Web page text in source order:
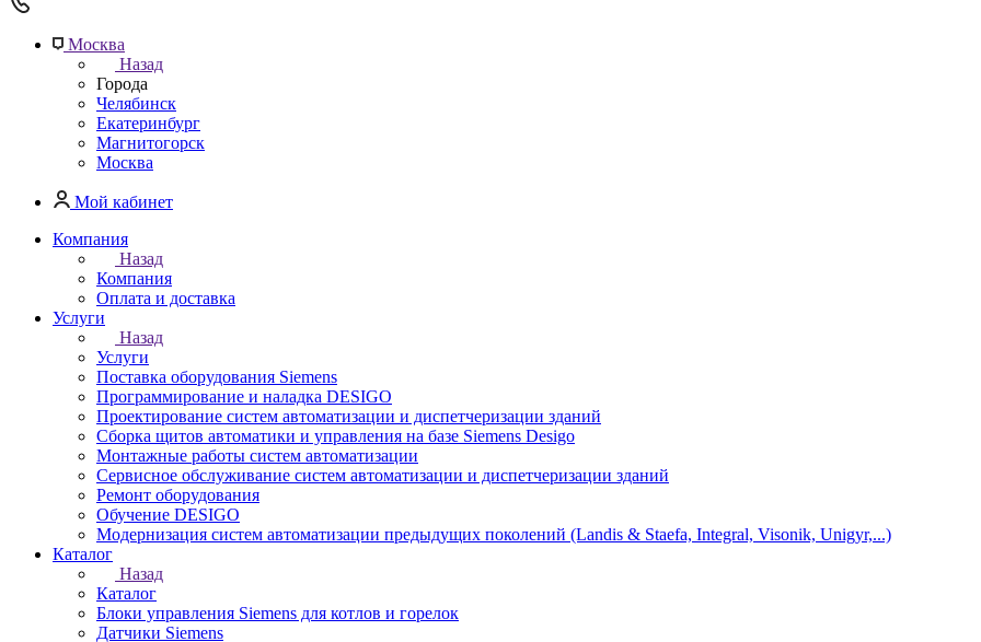
Москва
Назад
Города
Челябинск
Екатеринбург
Магнитогорск
Москва
Мой кабинет
Компания
Назад
Компания
Оплата и доставка
Услуги
Назад
Услуги
Поставка оборудования Siemens
Программирование и наладка DESIGO
Проектирование систем автоматизации и диспетчеризации зданий
Сборка щитов автоматики и управления на базе Siemens Desigo
Монтажные работы систем автоматизации
Сервисное обслуживание систем автоматизации и диспетчеризации зданий
Ремонт оборудования
Обучение DESIGO
Модернизация систем автоматизации предыдущих поколений (Landis & Staefa, Integral, Visonik, Unigyr,...)
Каталог
Назад
Каталог
Блоки управления Siemens для котлов и горелок
Датчики Siemens